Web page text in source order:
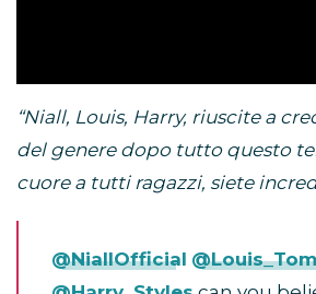
“Niall, Louis, Harry, riuscite a
del genere dopo tutto questo
cuore a tutti ragazzi, siete
@NiallOfficial